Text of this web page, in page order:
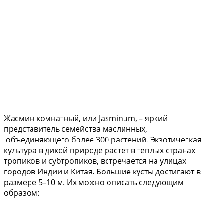
Жасмин комнатный, или Jasminum, – яркий
представитель семейства маслинных,
объединяющего более 300 растений. Экзотическая
культура в дикой природе растет в теплых странах
тропиков и субтропиков, встречается на улицах
городов Индии и Китая. Большие кусты достигают в
размере 5–10 м. Их можно описать следующим
образом: